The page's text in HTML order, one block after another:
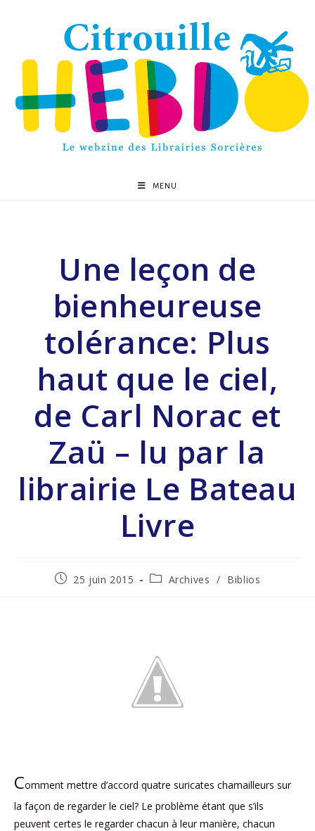
MENU
Une leçon de
bienheureuse
tolérance: Plus
haut que le ciel,
de Carl Norac et
Zaü – lu par la
librairie Le Bateau
Livre
25 juin 2015 Archives / Biblios
Comment mettre d’accord quatre suricates chamailleurs sur
la façon de regarder le ciel? Le problème étant que s’ils
peuvent certes le regarder chacun à leur manière, chacun